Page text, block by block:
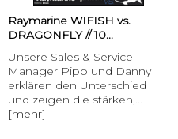
Raymarine WIFISH vs.
DRAGONFLY // 10...
Unsere Sales & Service
Manager Pipo und Danny
erklären den Unterschied
und zeigen die stärken,...
[mehr]